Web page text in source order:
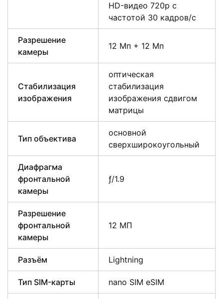
HD-видео 720p с
частотой 30 кадров/ с
Разрешение
камеры
12 Мп + 12 Мп
Стабилизация
изображения
оптическая
стабилизация
изображения сдвигом
матрицы
Тип объектива
основной
сверхширокоугольный
Диафрагма
фронтальной
камеры
ƒ/1.9
Разрешение
фронтальной
камеры
12 МП
Разъём Lightning
Тип SIM-карты nano SIM eSIM